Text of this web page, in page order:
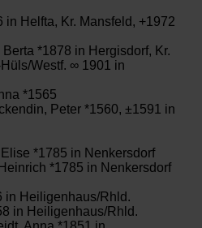
in Helfta, Kr. Mansfeld, +1972
Berta *1878 in Hergisdorf, Kr.
Westf. ∞ 1901 in
*1565
Peter *1560, ±1591 in
*1785 in Nenkersdorf
*1785 in Nenkersdorf
in Heiligenhaus/Rhld.
in Heiligenhaus/Rhld.